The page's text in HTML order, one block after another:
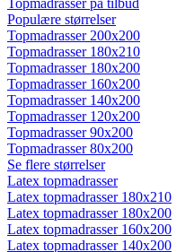
Topmadrasser på tilbud
Populære størrelser
Topmadrasser 200x200
Topmadrasser 180x210
Topmadrasser 180x200
Topmadrasser 160x200
Topmadrasser 140x200
Topmadrasser 120x200
Topmadrasser 90x200
Topmadrasser 80x200
Se flere størrelser
Latex topmadrasser
Latex topmadrasser 180x210
Latex topmadrasser 180x200
Latex topmadrasser 160x200
Latex topmadrasser 140x200